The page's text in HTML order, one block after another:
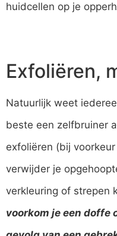
huidcellen op je
Exfoliëren,
Natuurlijk weet
beste een zelfbruiner
exfoliëren (bij
verwijder je
verkleuring of strepen
voorkom je een doffe